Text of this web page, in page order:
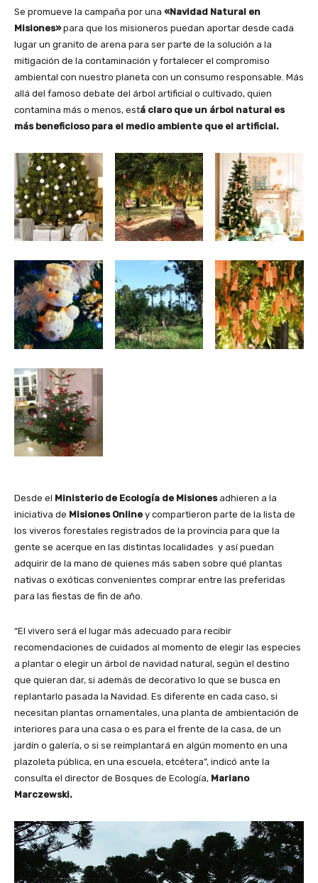
Se promueve la campaña por una «Navidad Natural en
Misiones»para que los misioneros puedan aportar desde cada
lugar un granito de arena para ser parte de la solución a la
mitigación de la contaminación y fortalecer el compromiso
ambiental con nuestro planeta con un consumo responsable. Más
allá del famoso debate del árbol artificial o cultivado, quien
contamina más o menos, está claro que un árbol natural es
más beneficioso para el medio ambiente que el artificial.
Desde el Ministerio de Ecología de Misionesadhieren a la
iniciativa de Misiones Online y compartieron parte de la lista de
los viveros forestales registrados de la provincia para que la
gente se acerque en las distintas localidades y así puedan
adquirir de la mano de quienes más saben sobre qué plantas
nativas o exóticas convenientes comprar entre las preferidas
para las fiestas de fin de año.
“El vivero será el lugar más adecuado para recibir
recomendaciones de cuidados al momento de elegir las especies
a plantar o elegir un árbol de navidad natural, según el destino
que quieran dar, si además de decorativo lo que se busca en
replantarlo pasada la Navidad. Es diferente en cada caso, si
necesitan plantas ornamentales, una planta de ambientación de
interiores para una casa o es para el frente de la casa, de un
jardín o galería, o si se reimplantará en algún momento en una
plazoleta pública, en una escuela, etcétera”, indicó ante la
consulta el director de Bosques de Ecología, Mariano
Marczewski.